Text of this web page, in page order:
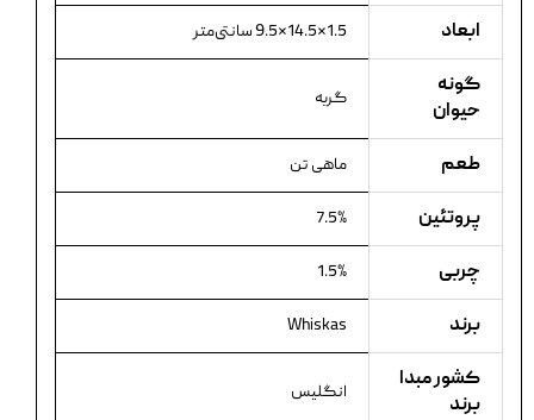
ابعاد 1.5×14.5×9.5 سانتی‌متر
گونه
حیوان
گربه
طعم ماهی تن
پروتئین 7.5%
چربی 1.5%
برند Whiskas
کشور مبدا
برند
انگلیس